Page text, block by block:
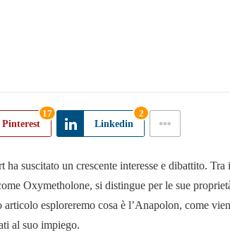
Pinterest
17
Linkedin
2
suscitato un crescente interesse e dibattito. Tra i
Oxymetholone, si distingue per le sue
esploreremo cosa è l’Anapolon, come
al suo impiego.